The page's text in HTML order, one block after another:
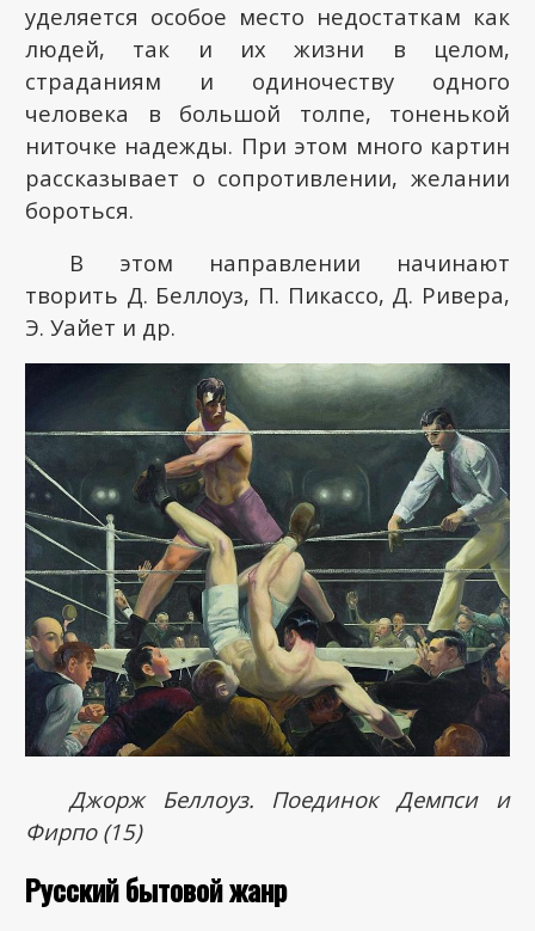
уделяется особое место недостаткам как
людей, так и их жизни в целом,
страданиям и одиночеству одного
человека в большой толпе, тоненькой
ниточке надежды. При этом много картин
рассказывает о сопротивлении, желании
бороться.
В этом направлении начинают
творить Д. Беллоуз, П. Пикассо, Д. Ривера,
Э. Уайет и др.
Джорж Беллоуз. Поединок Демпси и
Фирпо (15)
Русский бытовой жанр